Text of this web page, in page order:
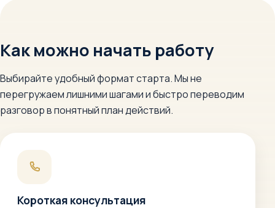
Как можно начать работу
Выбирайте удобный формат старта. Мы не
перегружаем лишними шагами и быстро переводим
разговор в понятный план действий.
Короткая консультация